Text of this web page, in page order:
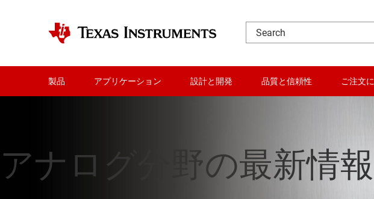
製品 アプリケーション 設計と開発 品質と信頼性 ご注文
アナログ分野の最新情報
エネルギーを活用できる
未来はここから始まる